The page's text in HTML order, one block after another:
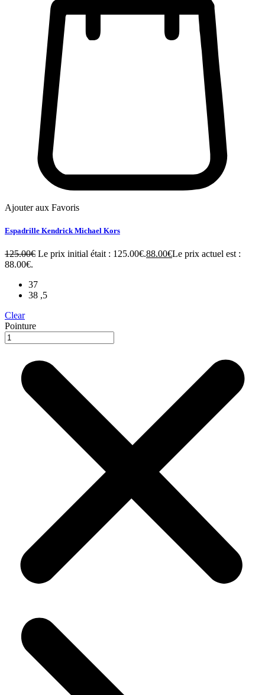
Ajouter aux Favoris
Espadrille Kendrick Michael Kors
125.00€ Le prix initial était : 125.00€.88.00€Le prix actuel est :
88.00€.
37
38 ,5
Clear
Pointure